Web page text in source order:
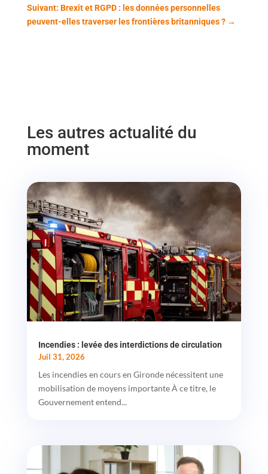
Suivant: Brexit et RGPD : les données personnelles
peuvent-elles traverser les frontières britanniques ?→
Les autres actualité du
moment
Incendies : levée des interdictions de circulation
Juil 31, 2026
Les incendies en cours en Gironde nécessitent une
mobilisation de moyens importante À ce titre, le
Gouvernement entend...